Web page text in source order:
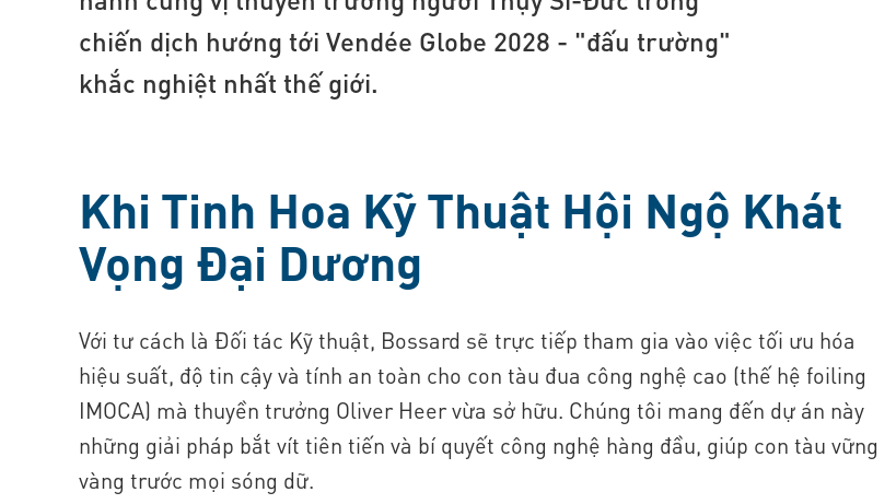
chiến dịch hướng tới Vendée Globe 2028 - "đấu trường"
khắc nghiệt nhất thế giới.
Khi Tinh Hoa Kỹ Thuật Hội Ngộ Khát
Vọng Đại Dương
Với tư cách là Đối tác Kỹ thuật, Bossard sẽ trực tiếp tham gia vào việc tối ưu hóa
hiệu suất, độ tin cậy và tính an toàn cho con tàu đua công nghệ cao (thế hệ foiling
IMOCA) mà thuyền trưởng Oliver Heer vừa sở hữu. Chúng tôi mang đến dự án này
những giải pháp bắt vít tiên tiến và bí quyết công nghệ hàng đầu, giúp con tàu vững
vàng trước mọi sóng dữ.